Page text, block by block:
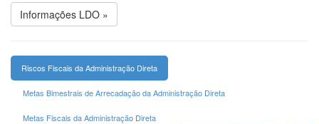
Informações LDO »
Riscos Fiscais da Administração Direta
Metas Bimestrais de Arrecadação da Administração Direta
Metas Fiscais da Administração Direta